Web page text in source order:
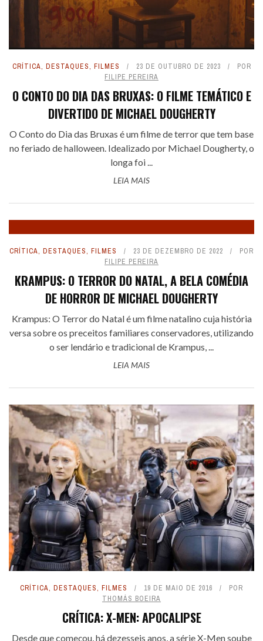
CRÍTICA, DESTAQUES, FILMES 23 DE OUTUBRO DE 2023
POR
FILIPE PEREIRA
O CONTO DO DIA DAS BRUXAS: O FILME TEMÁTICO E
DIVERTIDO DE MICHAEL DOUGHERTY
O Conto do Dia das Bruxas é um filme de terror que tem base
no feriado de halloween. Idealizado por Michael Dougherty, o
longa foi ...
LEIA MAIS
CRÍTICA, DESTAQUES, FILMES 23 DE DEZEMBRO DE 2022
POR
FILIPE PEREIRA
KRAMPUS: O TERROR DO NATAL, A BELA COMÉDIA
DE HORROR DE MICHAEL DOUGHERTY
Krampus: O Terror do Natal é um filme natalino cuja história
versa sobre os preceitos familiares conservadores, utilizando
o ser lendário e tradicional de Krampus, ...
LEIA MAIS
CRÍTICA, DESTAQUES, FILMES 19 DE MAIO DE 2016
POR
THOMÁS BOEIRA
CRÍTICA: X-MEN: APOCALIPSE
Desde que começou, há dezesseis anos, a série X-Men soube